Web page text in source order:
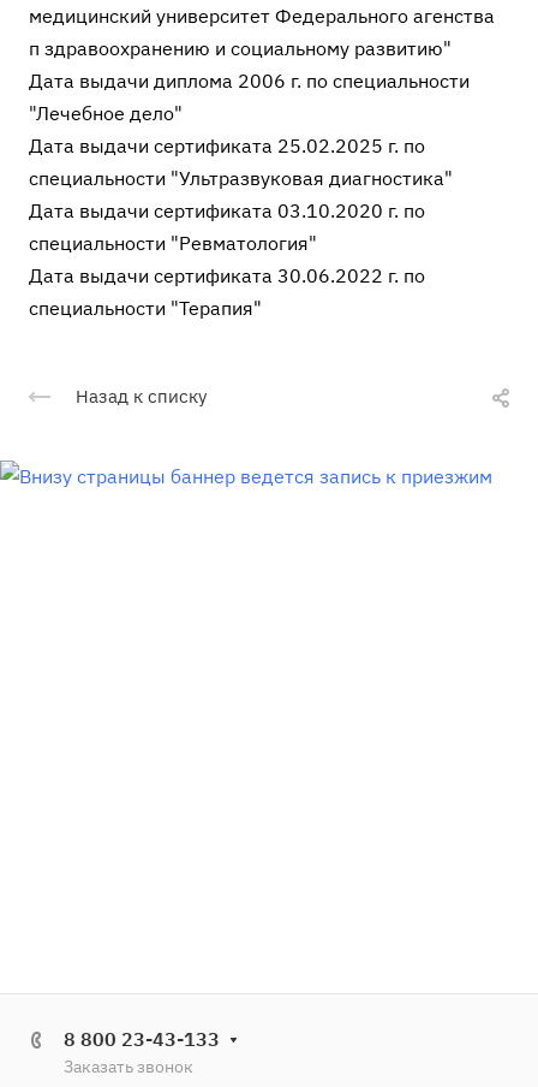
медицинский университет Федерального агенства
п здравоохранению и социальному развитию"
Дата выдачи диплома 2006 г. по специальности
"Лечебное дело"
Дата выдачи сертификата 25.02.2025 г. по
специальности "Ультразвуковая диагностика"
Дата выдачи сертификата 03.10.2020 г. по
специальности "Ревматология"
Дата выдачи сертификата 30.06.2022 г. по
специальности "Терапия"
Назад к списку
8 800 23-43-133
Заказать звонок